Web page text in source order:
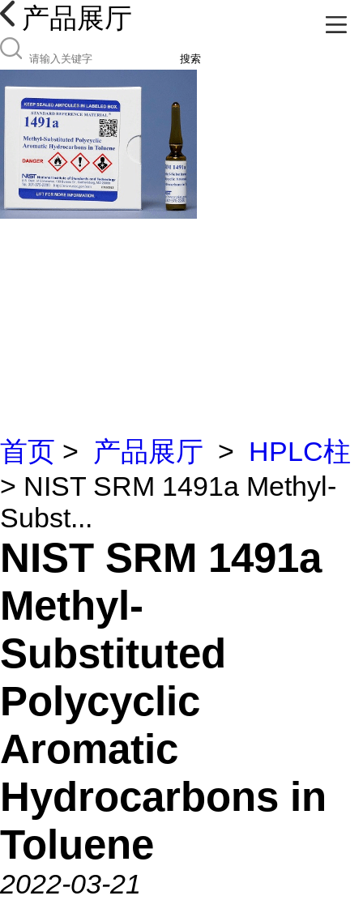
产品展厅
搜索
首页 > 产品展厅 > HPLC柱
> NIST SRM 1491a Methyl-
Subst...
NIST SRM 1491a
Methyl-
Substituted
Polycyclic
Aromatic
Hydrocarbons in
Toluene
2022-03-21